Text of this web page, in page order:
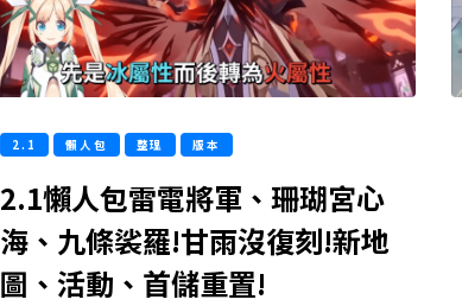
2.1 懶人包 整理 版本
2.1懶人包雷電將軍、珊瑚宮心
海、九條裟羅!甘雨沒復刻!新地
圖、活動、首儲重置!